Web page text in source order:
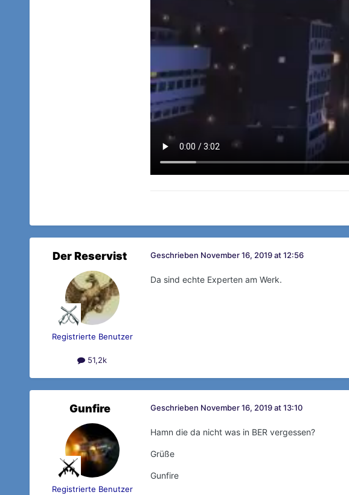
Der Reservist
Registrierte Benutzer
51,2k
Geschrieben November 16, 2019 at 12:56
Da sind echte Experten am Werk.
Gunfire
Registrierte Benutzer
Geschrieben November 16, 2019 at 13:10
Hamn die da nicht was in BER vergessen?
Grüße
Gunfire